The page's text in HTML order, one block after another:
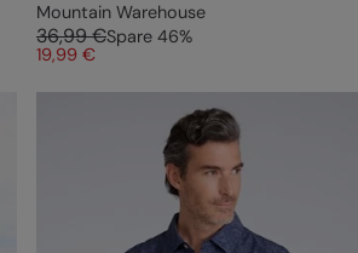
Mountain Warehouse
36,99 €Spare 46%
19,99 €